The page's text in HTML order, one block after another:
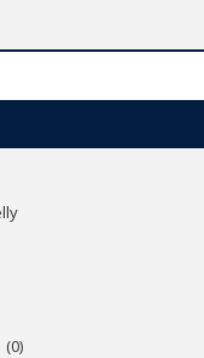
For over 100 years
(0)